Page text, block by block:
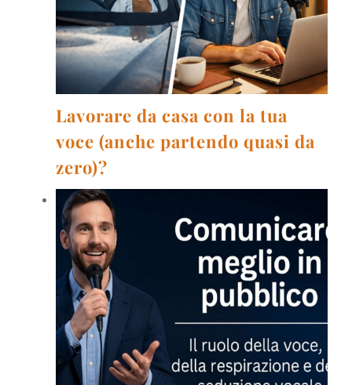
Lavorare da casa con la tua
voce (anche partendo quasi da
zero)?